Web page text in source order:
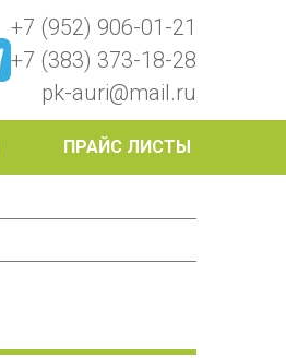
+7 (952) 906-01-21
+7 (383) 373-18-28
pk-auri@mail.ru
ПРАЙС ЛИСТЫ